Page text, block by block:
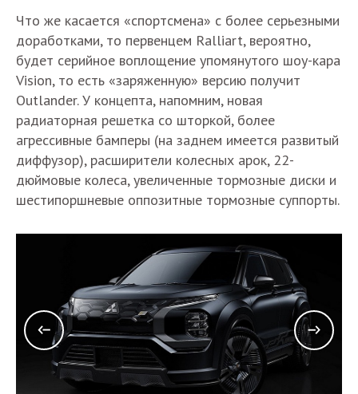
Что же касается «спортсмена» с более серьезными
доработками, то первенцем Ralliart, вероятно,
будет серийное воплощение упомянутого шоу-кара
Vision, то есть «заряженную» версию получит
Outlander. У концепта, напомним, новая
радиаторная решетка со шторкой, более
агрессивные бамперы (на заднем имеется развитый
диффузор), расширители колесных арок, 22-
дюймовые колеса, увеличенные тормозные диски и
шестипоршневые оппозитные тормозные суппорты.